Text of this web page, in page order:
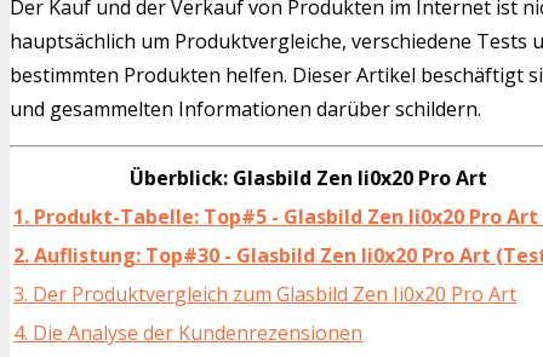
Der Kauf und der Verkauf von Produkten im Internet ist
hauptsächlich um Produktvergleiche, verschiedene Tests
bestimmten Produkten helfen. Dieser Artikel beschäftigt
und gesammelten Informationen darüber schildern.
Überblick: Glasbild Zen Ii0x20 Pro Art
1. Produkt-Tabelle: Top#5 - Glasbild Zen Ii0x20 Pro
2. Auflistung: Top#30 - Glasbild Zen Ii0x20 Pro Art
3. Der Produktvergleich zum Glasbild Zen Ii0x20 Pro Art
4. Die Analyse der Kundenrezensionen